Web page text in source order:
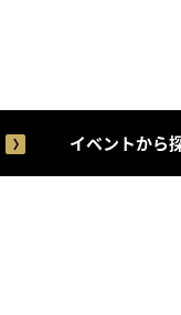
イベントから